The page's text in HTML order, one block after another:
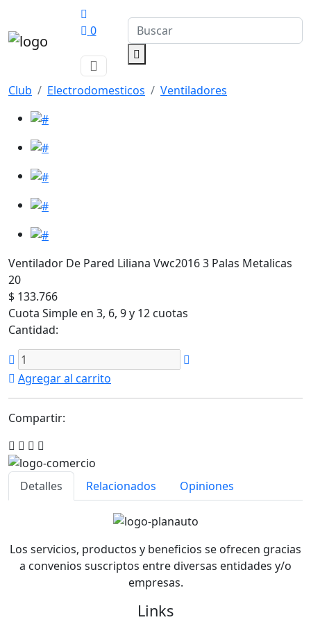
0
Club Electrodomesticos Ventiladores
Ventilador De Pared Liliana Vwc2016 3 Palas Metalicas
20
$ 133.766
Cuota Simple en 3, 6, 9 y 12 cuotas
Cantidad:
Agregar al carrito
Compartir:
Detalles Relacionados Opiniones
Los servicios, productos y beneficios se ofrecen gracias
a convenios suscriptos entre diversas entidades y/o
empresas.
Links